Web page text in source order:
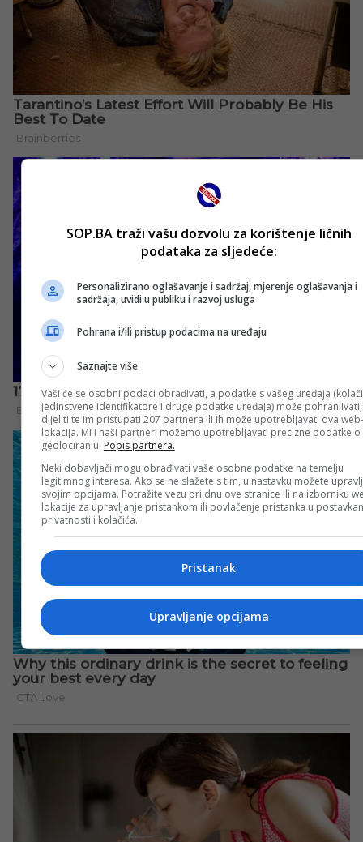
SOP.BA traži vašu dozvolu za korištenje ličnih
podataka za sljedeće:
Personalizirano oglašavanje i sadržaj, mjerenje oglašavanja i
sadržaja, uvidi u publiku i razvoj usluga
Pohrana i/ili pristup podacima na uređaju
Saznajte više
Vaši će se osobni podaci obrađivati, a podatke s vašeg uređaja
jedinstvene identifikatore i druge podatke uređaja) može pohranjivati,
dijeliti te im pristupati 207 partnera ili ih može upotrebljavati ova web-
lokacija. Mi i naši partneri možemo upotrebljavati precizne podatke o
geolociranju. Popis partnera.
Neki dobavljači mogu obrađivati vaše osobne podatke na temelju
legitimnog interesa. Ako se ne slažete s tim, u nastavku možete
svojim opcijama. Potražite vezu pri dnu ove stranice ili na izborniku
lokacije za upravljanje pristankom ili povlačenje pristanka u
privatnosti i kolačića.
Pristanak
Upravljanje opcijama